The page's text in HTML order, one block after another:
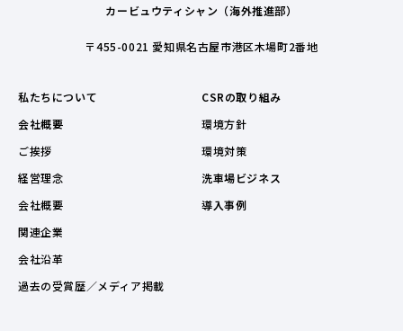
カービュウティシャン（海外推進部）
〒455-0021 愛知県名古屋市港区木場町2番地
私たちについて
会社概要
ご挨拶
経営理念
会社概要
関連企業
会社沿革
過去の受賞歴／メディア掲載
CSRの取り組み
環境方針
環境対策
洗車場ビジネス
導入事例